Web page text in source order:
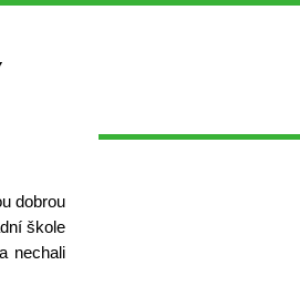
dobrou
škole
nechali